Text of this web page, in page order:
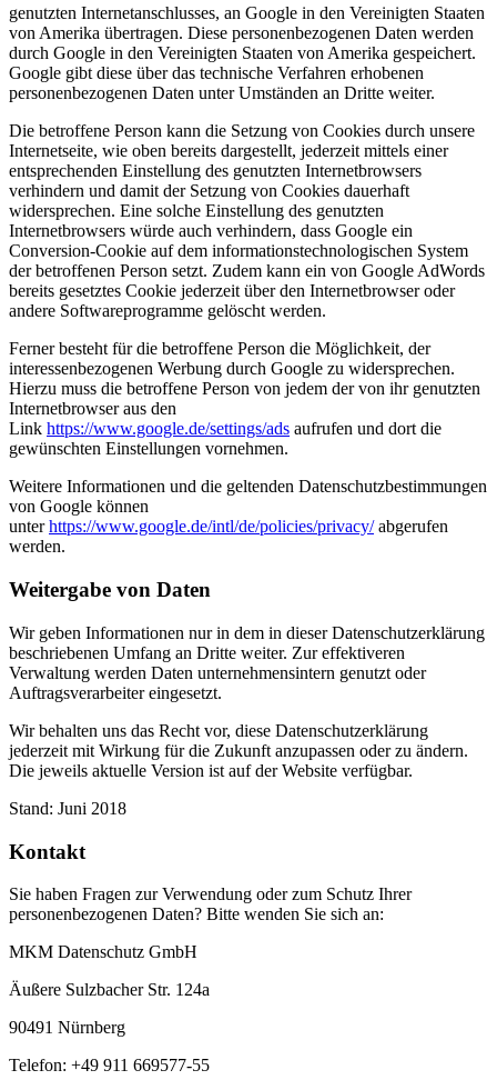
genutzten Internetanschlusses, an Google in den Vereinigten Staaten
von Amerika übertragen. Diese personenbezogenen Daten werden
durch Google in den Vereinigten Staaten von Amerika gespeichert.
Google gibt diese über das technische Verfahren erhobenen
personenbezogenen Daten unter Umständen an Dritte weiter.
Die betroffene Person kann die Setzung von Cookies durch unsere
Internetseite, wie oben bereits dargestellt, jederzeit mittels einer
entsprechenden Einstellung des genutzten Internetbrowsers
verhindern und damit der Setzung von Cookies dauerhaft
widersprechen. Eine solche Einstellung des genutzten
Internetbrowsers würde auch verhindern, dass Google ein
Conversion-Cookie auf dem informationstechnologischen System
der betroffenen Person setzt. Zudem kann ein von Google AdWords
bereits gesetztes Cookie jederzeit über den Internetbrowser oder
andere Softwareprogramme gelöscht werden.
Ferner besteht für die betroffene Person die Möglichkeit, der
interessenbezogenen Werbung durch Google zu widersprechen.
Hierzu muss die betroffene Person von jedem der von ihr genutzten
Internetbrowser aus den
Link https://www.google.de/settings/ads aufrufen und dort die
gewünschten Einstellungen vornehmen.
Weitere Informationen und die geltenden Datenschutzbestimmungen
von Google können
unterhttps://www.google.de/intl/de/policies/privacy/abgerufen
werden.
Weitergabe von Daten
Wir geben Informationen nur in dem in dieser Datenschutzerklärung
beschriebenen Umfang an Dritte weiter. Zur effektiveren
Verwaltung werden Daten unternehmensintern genutzt oder
Auftragsverarbeiter eingesetzt.
Wir behalten uns das Recht vor, diese Datenschutzerklärung
jederzeit mit Wirkung für die Zukunft anzupassen oder zu ändern.
Die jeweils aktuelle Version ist auf der Website verfügbar.
Stand: Juni 2018
Kontakt
Sie haben Fragen zur Verwendung oder zum Schutz Ihrer
personenbezogenen Daten? Bitte wenden Sie sich an:
MKM Datenschutz GmbH
Äußere Sulzbacher Str. 124a
90491 Nürnberg
Telefon: +49 911 669577-55